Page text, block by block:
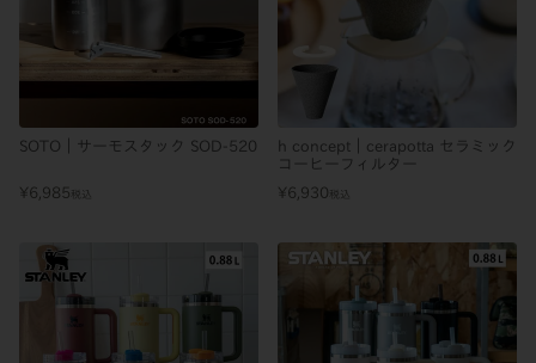
SOTO｜サーモスタック SOD-520
¥6,985 税込
h concept｜cerapotta セラミック
コーヒーフィルター
¥6,930 税込